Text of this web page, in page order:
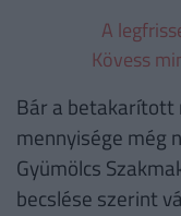
A
Kövess
Bár a
mennyisége még
Gyümölcs
becslése szerint